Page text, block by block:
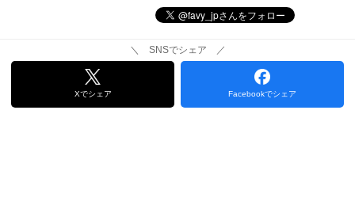
＼ SNSでシェア ／
Xでシェア Facebookでシェア